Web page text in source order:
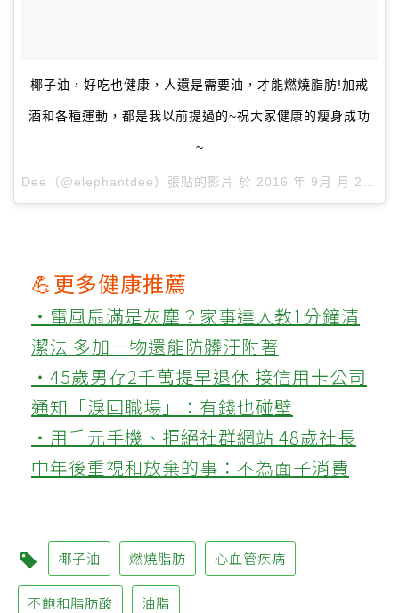
椰子油，好吃也健康，人還是需要油，才能燃燒脂肪!加戒
酒和各種運動，都是我以前提過的~祝大家健康的瘦身成功
~
Dee（@elephantdee）張貼的影片 於 2016 年 9月 月 20 5:16下午 PDT
💪更多健康推薦
‧電風扇滿是灰塵？家事達人教1分鐘清
潔法 多加一物還能防髒汙附著
‧45歲男存2千萬提早退休 接信用卡公司
通知「淚回職場」：有錢也碰壁
‧用千元手機、拒絕社群網站 48歲社長
中年後重視和放棄的事：不為面子消費
椰子油 燃燒脂肪 心血管疾病
不飽和脂肪酸 油脂